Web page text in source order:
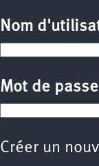
Nom
Mot de passe
Créer un